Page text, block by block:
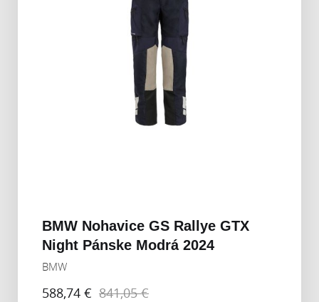
BMW Nohavice GS Rallye GTX
Night Pánske Modrá 2024
BMW
588,74 € 841,05 €